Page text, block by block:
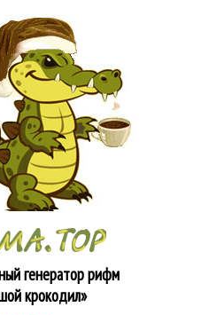
генератор рифм
крокодил»